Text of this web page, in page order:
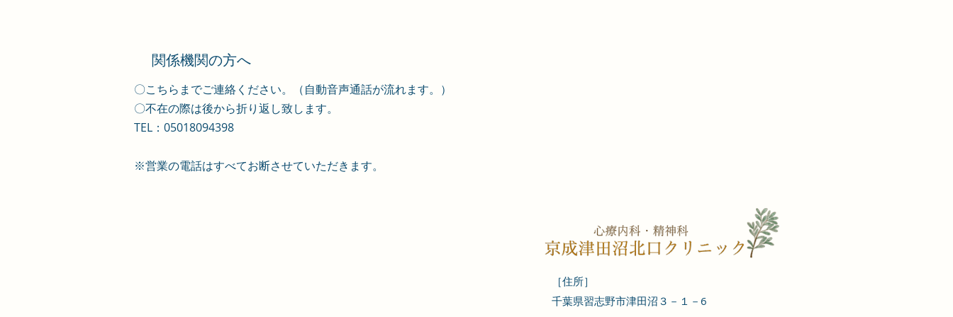
​関係機関の方へ
〇こちらまでご連絡ください。（自動音声通話が流れます。）
​〇不在の際は後から折り返し致します。
TEL：05018094398
​※営業の電話はすべてお断させていただきます。
［住所］
​千葉県習志野市津田沼３－１－6